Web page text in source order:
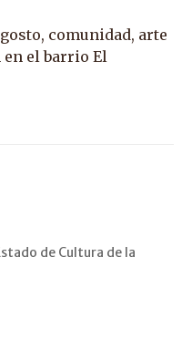
comunidad, arte
el barrio El
de Cultura de la